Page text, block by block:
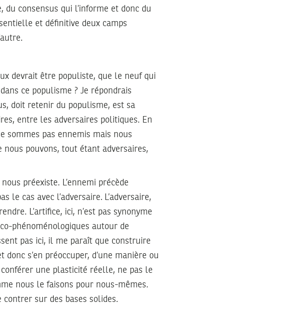
consensus qui l’informe et donc du
et définitive deux camps
devrait être populiste, que le neuf qui
ce populisme ? Je répondrais
doit retenir du populisme, est sa
entre les adversaires politiques. En
sommes pas ennemis mais nous
pouvons, tout étant adversaires,
préexiste. L’ennemi précède
le cas avec l’adversaire. L’adversaire,
L’artifice, ici, n’est pas synonyme
phénoménologiques autour de
pas ici, il me paraît que construire
s’en préoccuper, d’une manière ou
une plasticité réelle, ne pas le
nous le faisons pour nous-mêmes.
contrer sur des bases solides.